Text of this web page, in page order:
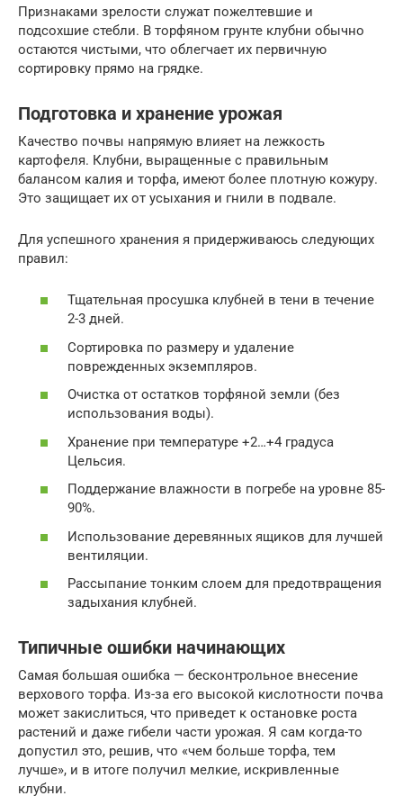
Признаками зрелости служат пожелтевшие и
подсохшие стебли. В торфяном грунте клубни обычно
остаются чистыми, что облегчает их первичную
сортировку прямо на грядке.
Подготовка и хранение урожая
Качество почвы напрямую влияет на лежкость
картофеля. Клубни, выращенные с правильным
балансом калия и торфа, имеют более плотную кожуру.
Это защищает их от усыхания и гнили в подвале.
Для успешного хранения я придерживаюсь следующих
правил:
Тщательная просушка клубней в тени в течение
2-3 дней.
Сортировка по размеру и удаление
поврежденных экземпляров.
Очистка от остатков торфяной земли (без
использования воды).
Хранение при температуре +2…+4 градуса
Цельсия.
Поддержание влажности в погребе на уровне 85-
90%.
Использование деревянных ящиков для лучшей
вентиляции.
Рассыпание тонким слоем для предотвращения
задыхания клубней.
Типичные ошибки начинающих
Самая большая ошибка — бесконтрольное внесение
верхового торфа. Из-за его высокой кислотности почва
может закислиться, что приведет к остановке роста
растений и даже гибели части урожая. Я сам когда-то
допустил это, решив, что «чем больше торфа, тем
лучше», и в итоге получил мелкие, искривленные
клубни.